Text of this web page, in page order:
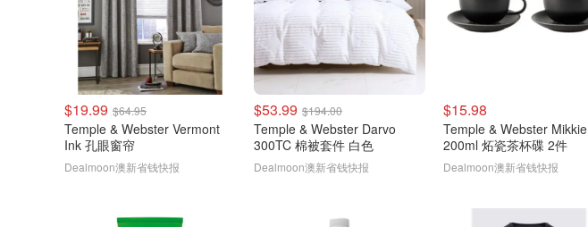
$19.99 $64.95
Temple & Webster Vermont
Ink 孔眼窗帘
Dealmoon澳新省钱快报
$53.99 $194.00
Temple & Webster Darvo
300TC 棉被套件 白色
Dealmoon澳新省钱快报
$15.98
Temple & Webster Mikkie
200ml 炻瓷茶杯碟 2件
Dealmoon澳新省钱快报